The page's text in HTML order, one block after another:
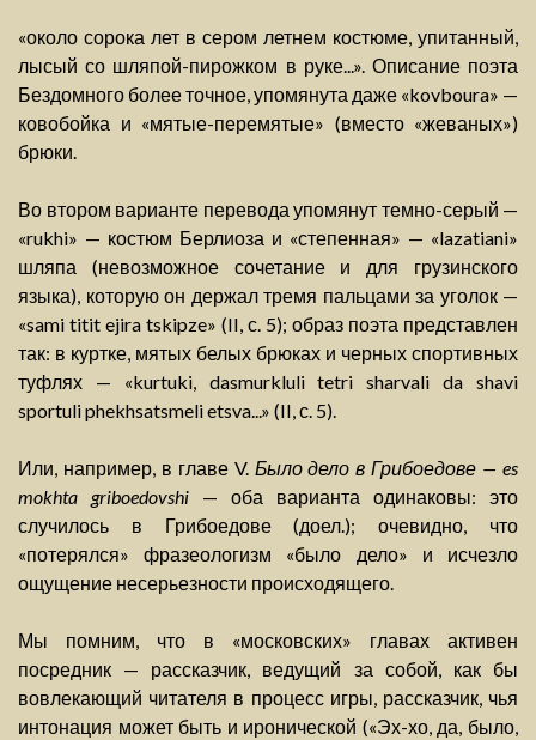
«около сорока лет в сером летнем костюме, упитанный,
лысый со шляпой-пирожком в руке...». Описание поэта
Бездомного более точное, упомянута даже «kovboura» —
ковобойка и «мятые-перемятые» (вместо «жеваных»)
брюки.
Во втором варианте перевода упомянут темно-серый —
«rukhi» — костюм Берлиоза и «степенная» — «lazatiani»
шляпа (невозможное сочетание и для грузинского
языка), которую он держал тремя пальцами за уголок —
«sami titit ejira tskipze» (II, с. 5); образ поэта представлен
так: в куртке, мятых белых брюках и черных спортивных
туфлях — «kurtuki, dasmurkluli tetri sharvali da shavi
sportuli phekhsatsmeli etsva...» (II, с. 5).
Или, например, в главе V. Было дело в Грибоедове — es
mokhta griboedovshi — оба варианта одинаковы: это
случилось в Грибоедове (доел.); очевидно, что
«потерялся» фразеологизм «было дело» и исчезло
ощущение несерьезности происходящего.
Мы помним, что в «московских» главах активен
посредник — рассказчик, ведущий за собой, как бы
вовлекающий читателя в процесс игры, рассказчик, чья
интонация может быть и иронической («Эх-хо, да, было,